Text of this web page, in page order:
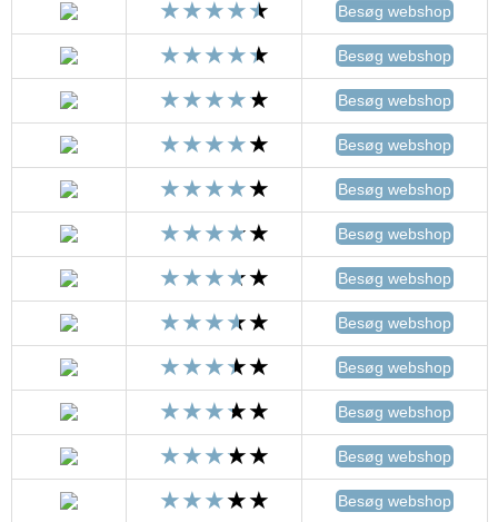
Besøg webshop
Besøg webshop
Besøg webshop
Besøg webshop
Besøg webshop
Besøg webshop
Besøg webshop
Besøg webshop
Besøg webshop
Besøg webshop
Besøg webshop
Besøg webshop